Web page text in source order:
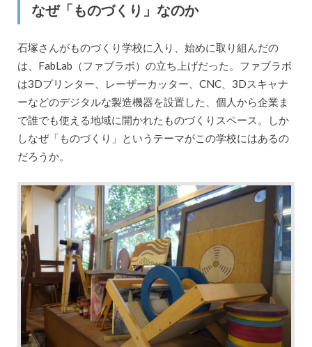
なぜ「ものづくり」なのか
石塚さんがものづくり学校に入り、始めに取り組んだの
は、FabLab（ファブラボ）の立ち上げだった。ファブラボ
は3Dプリンター、レーザーカッター、CNC、3Dスキャナ
ーなどのデジタルな製造機器を設置した、個人から企業ま
で誰でも使える地域に開かれたものづくりスペース。しか
しなぜ「ものづくり」というテーマがこの学校にはあるの
だろうか。